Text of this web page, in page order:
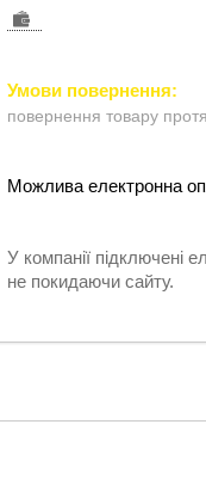
повернення товару
У компанії підключені
не покидаючи сайту.